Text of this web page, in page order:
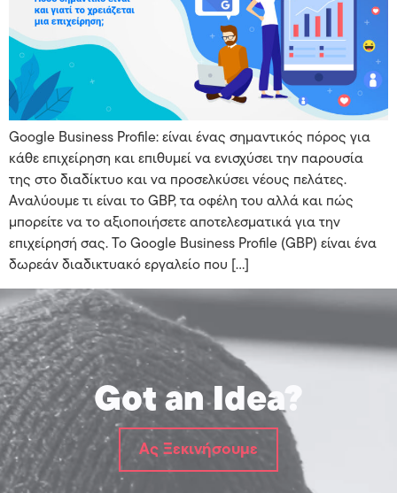
Google Business Profile: είναι ένας σημαντικός πόρος για
κάθε επιχείρηση και επιθυμεί να ενισχύσει την παρουσία
της στο διαδίκτυο και να προσελκύσει νέους πελάτες.
Αναλύουμε τι είναι το GBP, τα οφέλη του αλλά και πώς
μπορείτε να το αξιοποιήσετε αποτελεσματικά για την
επιχείρησή σας. Το Google Business Profile (GBP) είναι ένα
δωρεάν διαδικτυακό εργαλείο που […]
Got an Idea?
Ας Ξεκινήσουμε